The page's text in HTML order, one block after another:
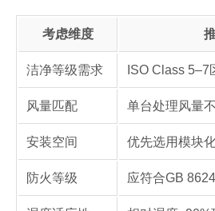
考虑维度
洁净等级需求 ISO Class
风量匹配 单台处理风量
安装空间 优先选用模块
防火等级 应符合GB